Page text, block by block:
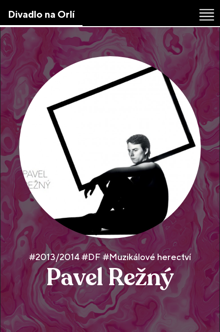
the
content
↷
Divadlo na Orlí
#2013/2014 #DF #Muzikálové herectví
Pavel Režný